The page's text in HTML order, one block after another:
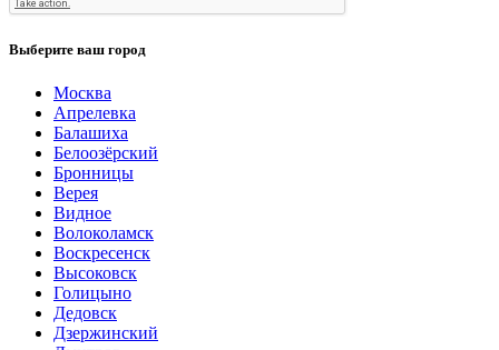
Выберите ваш город
Москва
Апрелевка
Балашиха
Белоозёрский
Бронницы
Верея
Видное
Волоколамск
Воскресенск
Высоковск
Голицыно
Дедовск
Дзержинский